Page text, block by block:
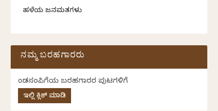
ಹಳೆಯ ಜನಮತಗಳು
ನಮ್ಮ ಬರಹಗಾರರು
ಕೆಂಡಸಂಪಿಗೆಯ ಬರಹಗಾರರ ಪುಟಗಳಿಗೆ
ಇಲ್ಲಿ ಕ್ಲಿಕ್ ಮಾಡಿ